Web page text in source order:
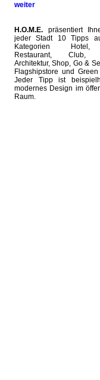
weiter
H.O.M.E. präsentiert
jeder Stadt 10 Tipps
Kategorien
Restaurant, Club,
Architektur, Shop, Go &
Flagshipstore und
Jeder Tipp ist
modernes Design im
Raum.